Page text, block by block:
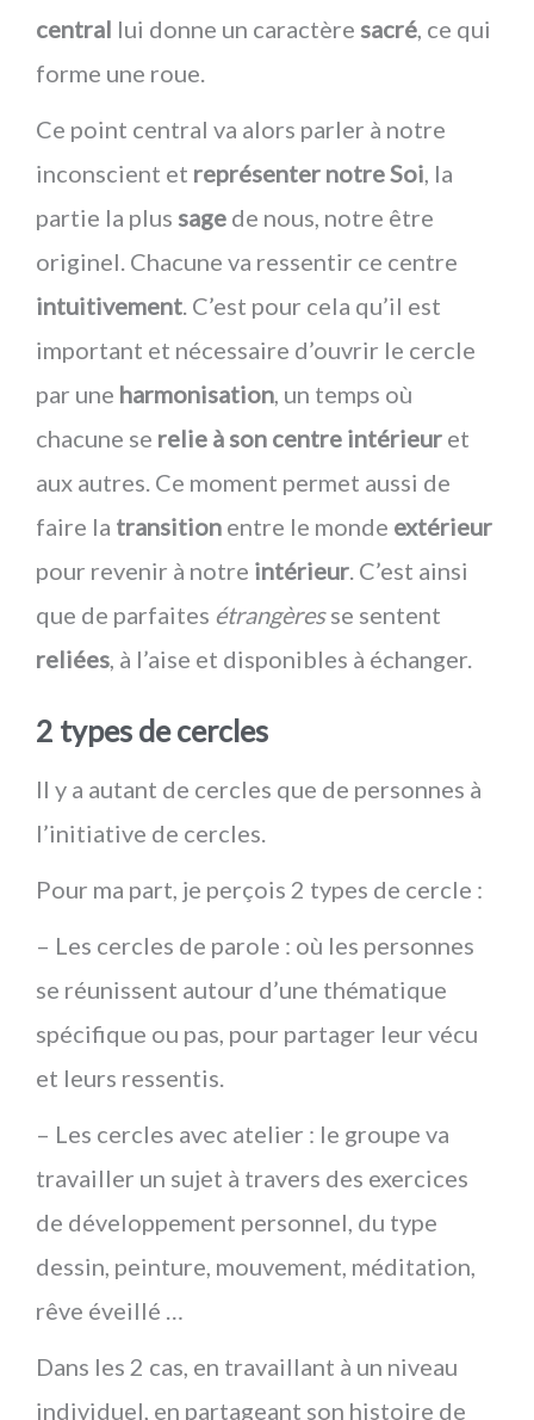
central lui donne un caractère sacré, ce qui
forme une roue.
Ce point central va alors parler à notre
inconscient et représenter notre Soi, la
partie la plus sage de nous, notre être
originel. Chacune va ressentir ce centre
intuitivement. C’est pour cela qu’il est
important et nécessaire d’ouvrir le cercle
par une harmonisation, un temps où
chacune se relie à son centre intérieur et
aux autres. Ce moment permet aussi de
faire la transition entre le monde extérieur
pour revenir à notre intérieur. C’est ainsi
que de parfaites étrangèresse sentent
reliées, à l’aise et disponibles à échanger.
2 types de cercles
Il y a autant de cercles que de personnes à
l’initiative de cercles.
Pour ma part, je perçois 2 types de cercle :
– Les cercles de parole : où les personnes
se réunissent autour d’une thématique
spécifique ou pas, pour partager leur vécu
et leurs ressentis.
– Les cercles avec atelier : le groupe va
travailler un sujet à travers des exercices
de développement personnel, du type
dessin, peinture, mouvement, méditation,
rêve éveillé …
Dans les 2 cas, en travaillant à un niveau
individuel, en partageant son histoire de